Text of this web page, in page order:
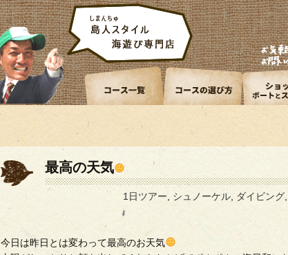
最高の天気
1日ツアー シュノーケル ダイビング
今日は昨日とは変わって最高のお天気